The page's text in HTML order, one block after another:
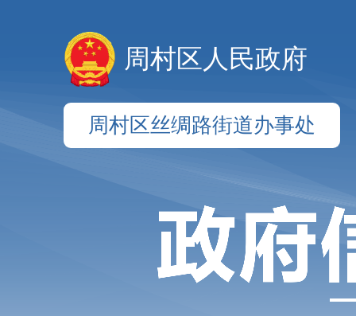
周村区人民政府
周村区丝绸路街道办事处